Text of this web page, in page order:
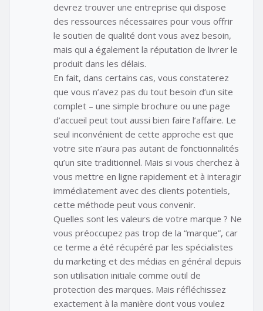
devrez trouver une entreprise qui dispose
des ressources nécessaires pour vous offrir
le soutien de qualité dont vous avez besoin,
mais qui a également la réputation de livrer le
produit dans les délais.
En fait, dans certains cas, vous constaterez
que vous n’avez pas du tout besoin d’un site
complet – une simple brochure ou une page
d’accueil peut tout aussi bien faire l’affaire. Le
seul inconvénient de cette approche est que
votre site n’aura pas autant de fonctionnalités
qu’un site traditionnel. Mais si vous cherchez à
vous mettre en ligne rapidement et à interagir
immédiatement avec des clients potentiels,
cette méthode peut vous convenir.
Quelles sont les valeurs de votre marque ? Ne
vous préoccupez pas trop de la “marque”, car
ce terme a été récupéré par les spécialistes
du marketing et des médias en général depuis
son utilisation initiale comme outil de
protection des marques. Mais réfléchissez
exactement à la manière dont vous voulez